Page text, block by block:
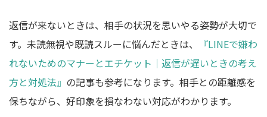
返信が来ないときは、相手の状況を思いやる姿勢が大切で
す。未読無視や既読スルーに悩んだときは、
『LINEで嫌わ
れないためのマナーとエチケット｜返信が遅いときの考え
方と対処法』 の記事も参考になります。相手との距離感を
保ちながら、好印象を損なわない対応がわかります。